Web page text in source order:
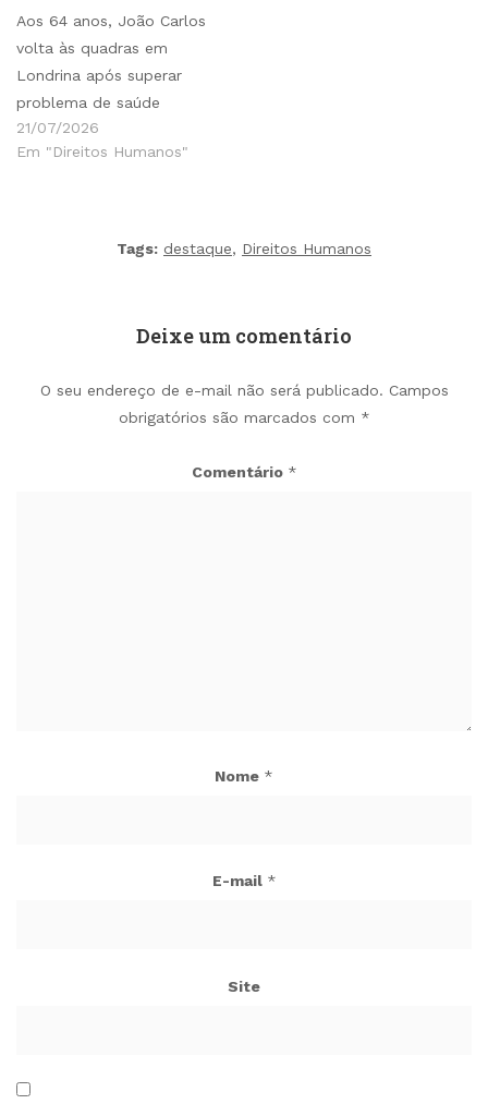
Aos 64 anos, João Carlos
volta às quadras em
Londrina após superar
problema de saúde
21/07/2026
Em "Direitos Humanos"
Tags: destaque, Direitos Humanos
Deixe um comentário
O seu endereço de e-mail não será publicado. Campos
obrigatórios são marcados com *
Comentário *
Nome *
E-mail *
Site